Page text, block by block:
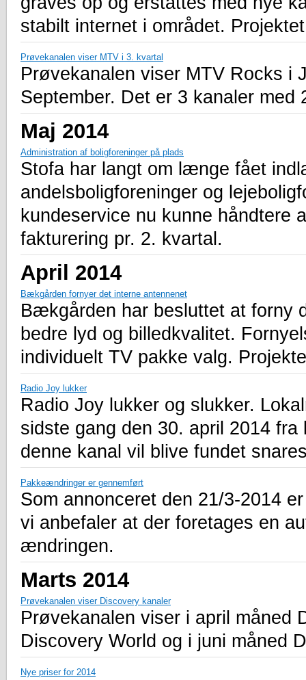
stabilt internet i området.
Prøvekanalen viser MTV i 3. kvartal
Prøvekanalen viser MTV Rocks i
September. Det er 3 kanaler med
Maj 2014
Administration af boligforeninger på plads
Stofa har langt om længe fået
andelsboligforeninger og
kundeservice nu kunne håndtere
fakturering pr. 2. kvartal.
April 2014
Bækgården fornyer det interne antennenet
Bækgården har besluttet at forny
bedre lyd og billedkvalitet.
individuelt TV pakke valg.
Radio Joy lukker
Radio Joy lukker og slukker.
sidste gang den 30. april 2014
denne kanal vil blive fundet
Pakkeændringer er gennemført
Som annonceret den 21/3-2014
vi anbefaler at der foretages en
ændringen.
Marts 2014
Prøvekanalen viser Discovery kanaler
Prøvekanalen viser i april måned
Discovery World og i juni måned
Nye priser for 2014